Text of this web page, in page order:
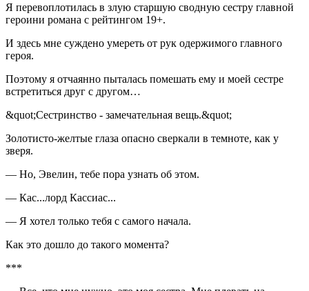
Я перевоплотилась в злую старшую сводную сестру главной
героини романа с рейтингом 19+.
И здесь мне суждено умереть от рук одержимого главного
героя.
Поэтому я отчаянно пыталась помешать ему и моей сестре
встретиться друг с другом…
&quot;Сестринство - замечательная вещь.&quot;
Золотисто-желтые глаза опасно сверкали в темноте, как у
зверя.
— Но, Эвелин, тебе пора узнать об этом.
— Кас...лорд Кассиас...
— Я хотел только тебя с самого начала.
Как это дошло до такого момента?
***